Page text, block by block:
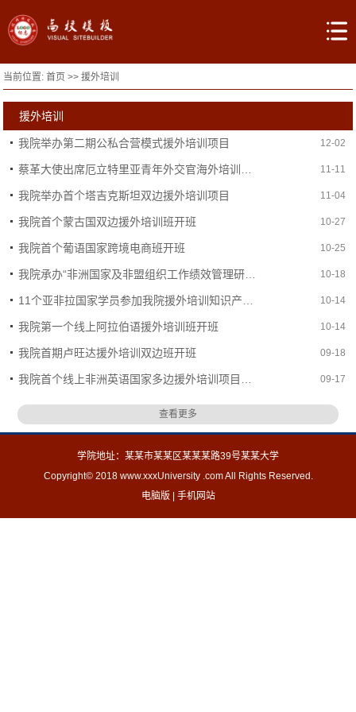
当前位置:首页 >>援外培训
援外培训
我院举办第二期公私合营模式援外培训项目 12-02
11-11
我院举办首个塔吉克斯坦双边援外培训项目 11-04
我院首个蒙古国双边援外培训班开班 10-27
我院首个葡语国家跨境电商班开班 10-25
10-18
10-14
我院第一个线上阿拉伯语援外培训班开班 10-14
我院首期卢旺达援外培训双边班开班 09-18
09-17
查看更多
学院地址：某某市某某区某某某路39号某某大学
Copyright© 2018 www.xxxUniversity .com All Rights Reserved.
电脑版
手机网站